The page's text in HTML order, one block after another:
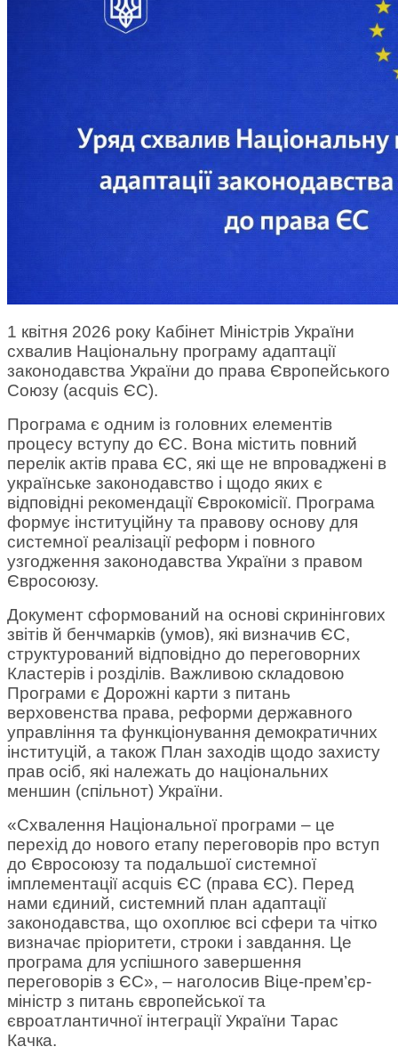
1 квітня 2026 року Кабінет Міністрів України
схвалив Національну програму адаптації
законодавства України до права Європейського
Союзу (acquis ЄС).
Програма є одним із головних елементів
процесу вступу до ЄС. Вона містить повний
перелік актів права ЄС, які ще не впроваджені в
українське законодавство і щодо яких є
відповідні рекомендації Єврокомісії. Програма
формує інституційну та правову основу для
системної реалізації реформ і повного
узгодження законодавства України з правом
Євросоюзу.
Документ сформований на основі скринінгових
звітів й бенчмарків (умов), які визначив ЄС,
структурований відповідно до переговорних
Кластерів і розділів. Важливою складовою
Програми є Дорожні карти з питань
верховенства права, реформи державного
управління та функціонування демократичних
інституцій, а також План заходів щодо захисту
прав осіб, які належать до національних
меншин (спільнот) України.
«Схвалення Національної програми – це
перехід до нового етапу переговорів про вступ
до Євросоюзу та подальшої системної
імплементації acquis ЄС (права ЄС). Перед
нами єдиний, системний план адаптації
законодавства, що охоплює всі сфери та чітко
визначає пріоритети, строки і завдання. Це
програма для успішного завершення
переговорів з ЄС», – наголосив Віце-прем’єр-
міністр з питань європейської та
євроатлантичної інтеграції України Тарас
Качка.